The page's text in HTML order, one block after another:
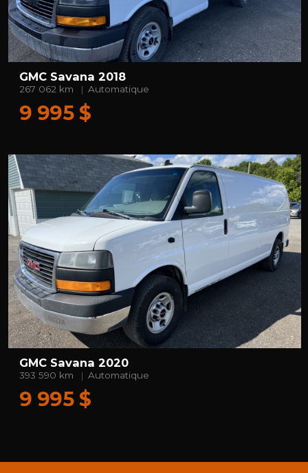
GMC Savana 2018
267 062 km Automatique
9 995 $
GMC Savana 2020
393 590 km Automatique
9 995 $